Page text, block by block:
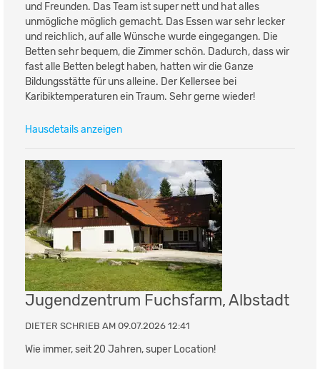
und Freunden. Das Team ist super nett und hat alles
unmögliche möglich gemacht. Das Essen war sehr lecker
und reichlich, auf alle Wünsche wurde eingegangen. Die
Betten sehr bequem, die Zimmer schön. Dadurch, dass wir
fast alle Betten belegt haben, hatten wir die Ganze
Bildungsstätte für uns alleine. Der Kellersee bei
Karibiktemperaturen ein Traum. Sehr gerne wieder!
Hausdetails anzeigen
Jugendzentrum Fuchsfarm, Albstadt
DIETER SCHRIEB AM 09.07.2026 12:41
Wie immer, seit 20 Jahren, super Location!